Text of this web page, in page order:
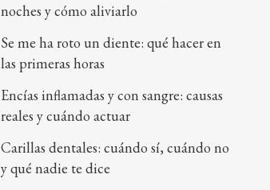
noches y cómo aliviarlo
Se me ha roto un diente: qué hacer en
las primeras horas
Encías inflamadas y con sangre: causas
reales y cuándo actuar
Carillas dentales: cuándo sí, cuándo no
y qué nadie te dice